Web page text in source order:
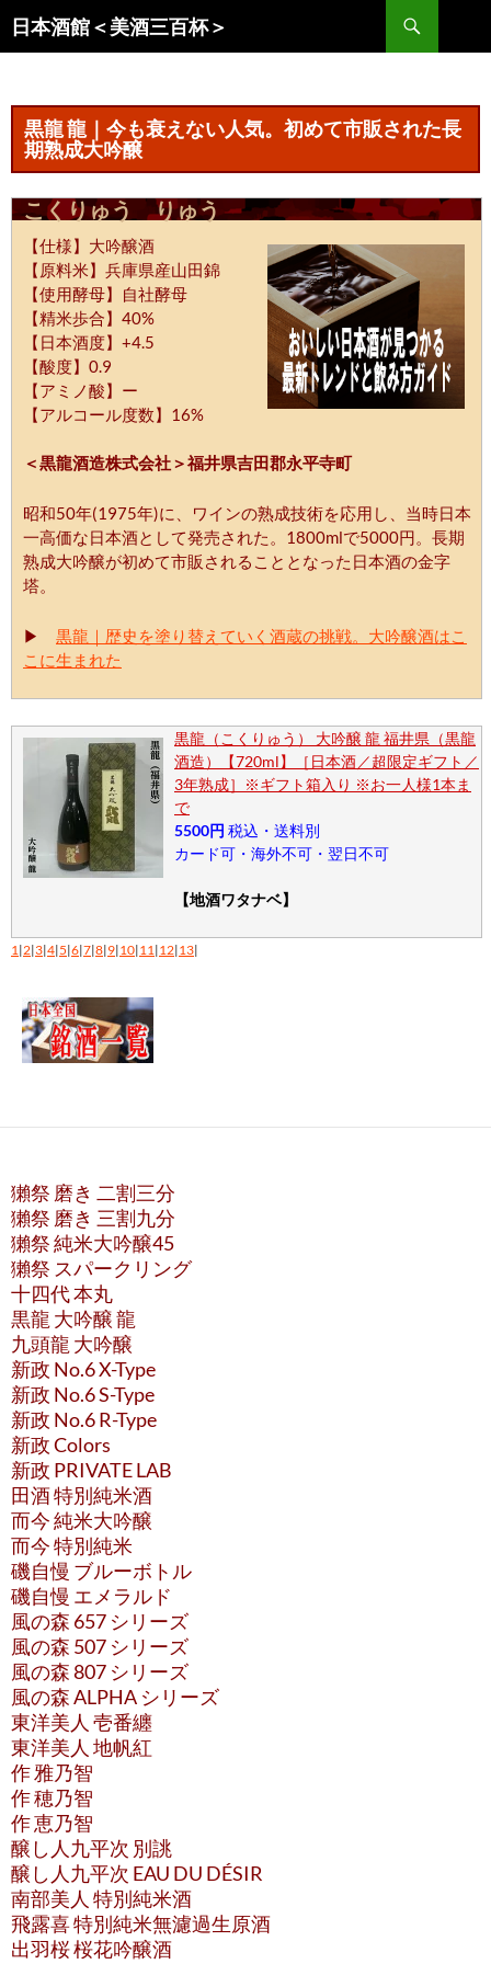
ン
ス
キ
ッ
日本酒館＜美酒三百杯＞
索
黒龍 龍｜今も衰えない人気。初めて市販された長
期熟成大吟醸
こくりゅう りゅう
【仕様】大吟醸酒
【原料米】兵庫県産山田錦
【使用酵母】自社酵母
【精米歩合】40%
【日本酒度】+4.5
【酸度】0.9
【アミノ酸】ー
【アルコール度数】16%
＜黒龍酒造株式会社＞福井県吉田郡永平寺町
昭和50年(1975年)に、ワインの熟成技術を応用し、当時日本
一高価な日本酒として発売された。1800mlで5000円。長期
熟成大吟醸が初めて市販されることとなった日本酒の金字
塔。
▶ 黒龍｜歴史を塗り替えていく酒蔵の挑戦。大吟醸酒はこ
こに生まれた
黒龍（こくりゅう） 大吟醸 龍 福井県（黒龍
酒造）【720ml】［日本酒／超限定ギフト／
3年熟成］※ギフト箱入り ※お一人様1本ま
で
5500円 税込・送料別
カード可・海外不可・翌日不可
【地酒ワタナベ】
1|2|3|4|5|6|7|8|9|10|11|12|13|
獺祭 磨き 二割三分
獺祭 磨き 三割九分
獺祭 純米大吟醸45
獺祭 スパークリング
十四代 本丸
黒龍 大吟醸 龍
九頭龍 大吟醸
新政 No.6 X-Type
新政 No.6 S-Type
新政 No.6 R-Type
新政 Colors
新政 PRIVATE LAB
田酒 特別純米酒
而今 純米大吟醸
而今 特別純米
磯自慢 ブルーボトル
磯自慢 エメラルド
風の森 657 シリーズ
風の森 507 シリーズ
風の森 807 シリーズ
風の森 ALPHA シリーズ
東洋美人 壱番纏
東洋美人 地帆紅
作 雅乃智
作 穂乃智
作 恵乃智
醸し人九平次 別誂
醸し人九平次 EAU DU DÉSIR
南部美人 特別純米酒
飛露喜 特別純米無濾過生原酒
出羽桜 桜花吟醸酒